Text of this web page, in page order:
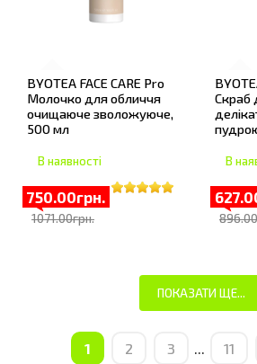
BYOTEA FACE CARE Pro
Молочко для обличчя
очищаюче зволожуюче,
500 мл
В наявності
750.00грн.
1071.00грн.
Скраб
В
ПОКАЗАТИ ЩЕ...
1 2 3 ... 11